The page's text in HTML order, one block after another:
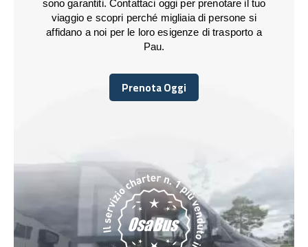
sono garantiti. Contattaci oggi per prenotare il tuo
viaggio e scopri perché migliaia di persone si
affidano a noi per le loro esigenze di trasporto a
Pau.
Prenota Oggi
Prenota Oggi